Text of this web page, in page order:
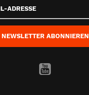
NEWSLETTER ABONNIEREN